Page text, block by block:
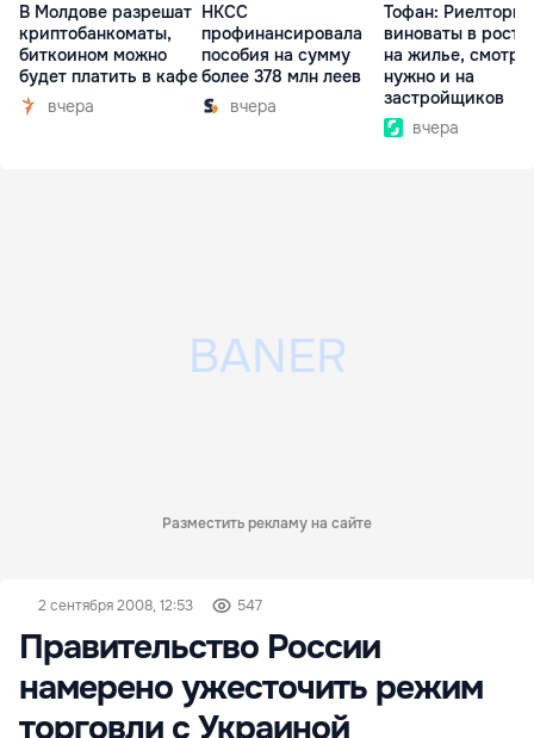
В Молдове разрешат
криптобанкоматы,
биткоином можно
будет платить в кафе
вчера
НКСС
профинансировала
пособия на сумму
более 378 млн леев
вчера
Тофан: Риелторы
виноваты в росте
на жилье,
нужно и на
застройщиков
вчера
Разместить рекламу на сайте
2 сентября 2008, 12:53 547
Правительство России
намерено ужесточить режим
торговли с Украиной